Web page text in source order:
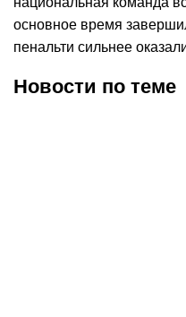
основное время
пенальти сильнее
Новости по теме